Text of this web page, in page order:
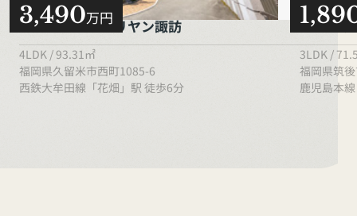
3,490万円
ブライト・サンリヤン諏訪
4LDK / 93.31㎡
福岡県久留米市西町1085-6
西鉄大牟田線「花畑」駅 徒歩6分
エイル
3LDK /
福岡県筑
鹿児島本